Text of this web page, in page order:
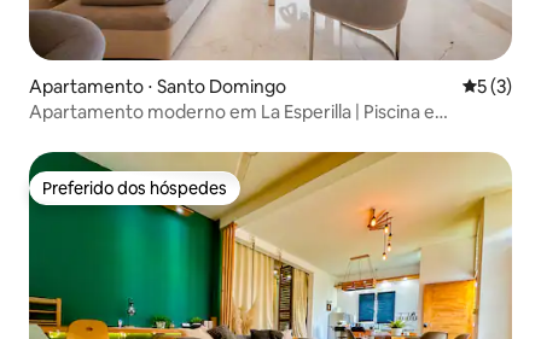
Apartamento ⋅ Santo Domingo 5 de
5 (3)
Apartamento moderno em La Esperilla | Piscina e
Preferido dos hóspedes
Preferido dos hóspedes